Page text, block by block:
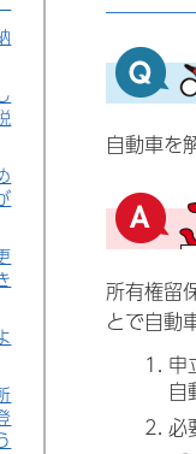
自動車を
所有権留
とで自動
申
自
必